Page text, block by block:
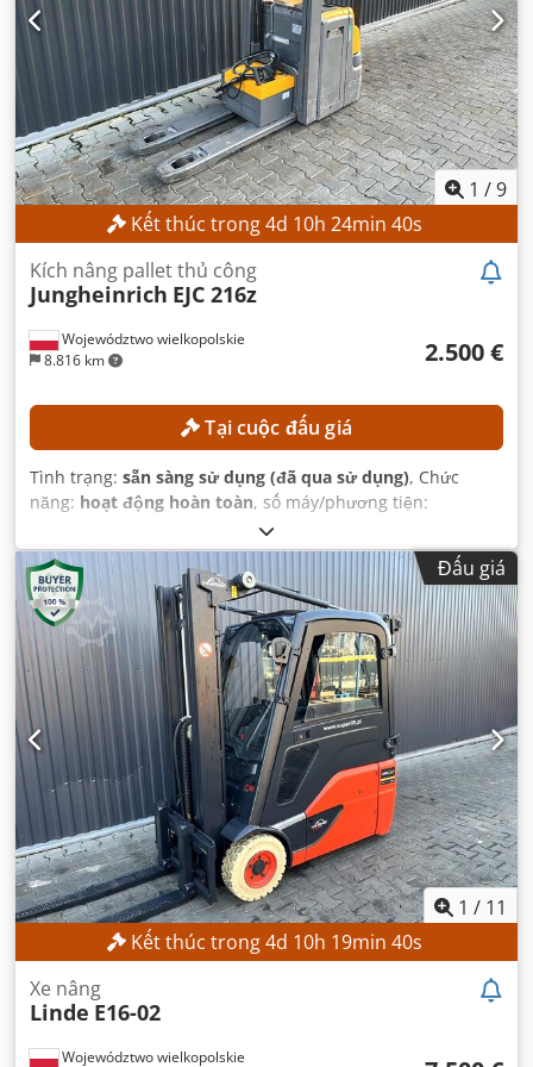
1 /9
Kết thúc trong4d 10h 24min 38s
Województwo wielkopolskie
8.816 km
Kích nâng pallet thủ công
Jungheinrich EJC 216z
2.500 €
Tại cuộc đấu giá
Tình trạng: sẵn sàng sử dụng (đã qua sử dụng), Chức
năng: hoạt động hoàn toàn, số máy/phương tiện:
2021
cao nâng:2.800 mm, chiều cao xây dựng:1.950 mm,
Đấu giá
1 / 11
Kết thúc trong4d 10h 19min 38s
Województwo wielkopolskie
Xe nâng
Linde E16-02